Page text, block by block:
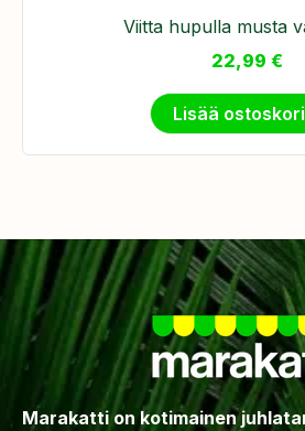
Viitta hupulla musta
22,99 €
Lisää
Marakatti on kotimainen